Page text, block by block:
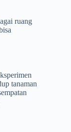
ruang
tanaman